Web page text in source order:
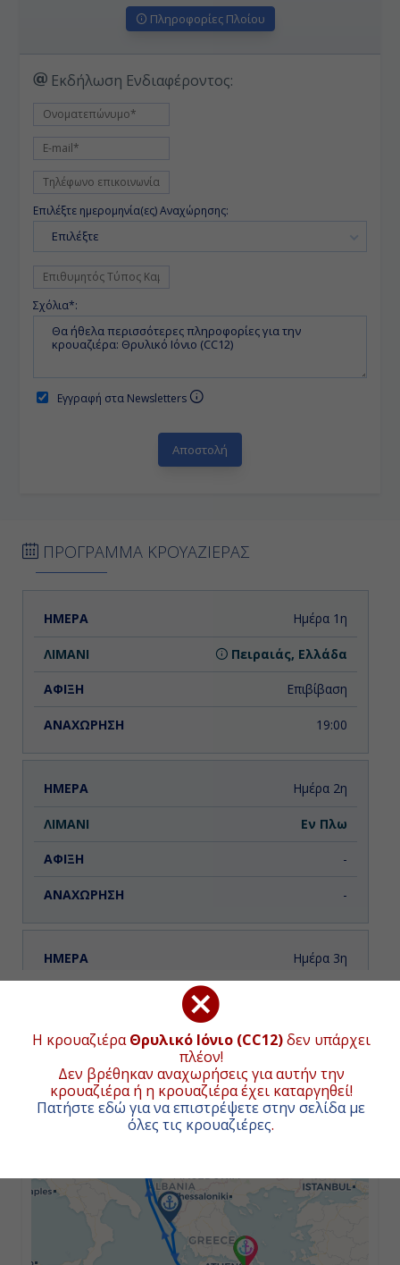
Η κρουαζιέραΘρυλικό Ιόνιο (CC12)δεν υπάρχει
πλέον!
Δεν βρέθηκαν αναχωρήσεις για αυτήν την
κρουαζιέρα ή η κρουαζιέρα έχει καταργηθεί!
Πατήστε εδώ για να επιστρέψετε στην σελίδα με
όλες τις κρουαζιέρες.
Πληροφορίες Πλοίου
Εκδήλωση Ενδιαφέροντος:
Επιλέξτε ημερομηνία(ες) Αναχώρησης:
Επιλέξτε
Σχόλια*:
Εγγραφή στα Newsletters
ΠΡΟΓΡΑΜΜΑ ΚΡΟΥΑΖΙΕΡΑΣ
ΗΜΕΡΑ ΑΝΑΧΩΡΗΣΗ
Ημέρα 1η
Πειραιάς, Ελλάδα
Επιβίβαση
19:00
Ημέρα 2η
Εν Πλω
-
-
Ημέρα 3η
Κότορ, Μαυροβούνιο
08:00
ΧΑΡΤΗΣ ΚΡΟΥΑΖΙΕΡΑΣ
Συνολική απόσταση κρουαζιέρας:1270ναυτικά μίλια
(2353χλμ.)
+